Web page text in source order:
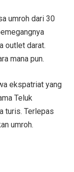
umroh dari 30
outlet darat.
mana pun.
ekspatriat yang
Teluk
turis. Terlepas
umroh.